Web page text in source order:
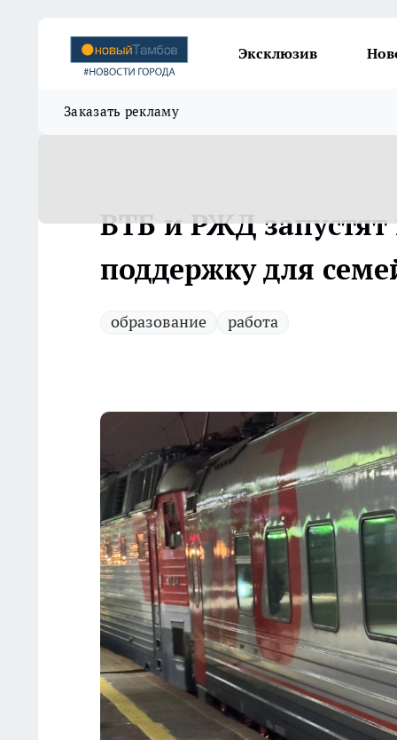
Эксклюзив
Заказать рекламу
ВТБ и РЖД
поддержку для
образование работа